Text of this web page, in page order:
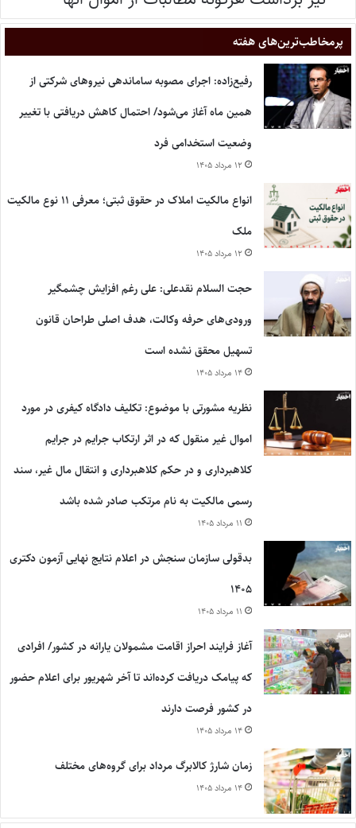
پر‌مخاطب‌ترین‌های هفته
رفیع‌زاده: اجرای مصوبه ساماندهی نیروهای شرکتی از
همین ماه آغاز می‌شود/ احتمال کاهش دریافتی با تغییر
وضعیت استخدامی فرد
۱۲ مرداد ۱۴۰۵
انواع مالکیت املاک در حقوق ثبتی؛ معرفی ۱۱ نوع مالکیت
ملک
۱۲ مرداد ۱۴۰۵
حجت السلام نقدعلی: علی رغم افزایش چشمگیر
ورودی‌های حرفه وکالت، هدف اصلی طراحان قانون
تسهیل محقق نشده است
۱۴ مرداد ۱۴۰۵
نظریه مشورتی با موضوع: تکلیف دادگاه کیفری در مورد
اموال غیر منقول که در اثر ارتکاب جرایم در جرایم
کلاهبرداری و در حکم کلاهبرداری و انتقال مال غیر، سند
رسمی مالکیت به نام مرتکب صادر شده باشد
۱۱ مرداد ۱۴۰۵
بدقولی سازمان سنجش در اعلام نتایج نهایی آزمون دکتری
۱۴۰۵
۱۱ مرداد ۱۴۰۵
آغاز فرایند احراز اقامت مشمولان یارانه در کشور/ افرادی
که پیامک دریافت کرده‌اند تا آخر شهریور برای اعلام حضور
در کشور فرصت دارند
۱۴ مرداد ۱۴۰۵
زمان شارژ کالابرگ مرداد برای گروه‌های مختلف
۱۴ مرداد ۱۴۰۵